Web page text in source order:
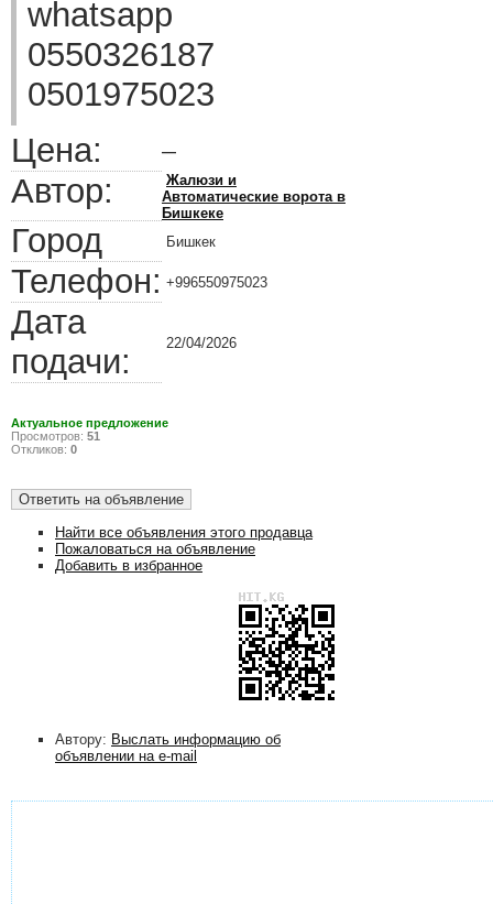
whatsapp
0550326187
0501975023
Цена:
—
Автор:
Жалюзи и
Автоматические ворота в
Бишкеке
Город Бишкек
Телефон: +996550975023
Дата
подачи:
22/04/2026
Актуальное предложение
Просмотров: 51
Откликов: 0
Найти все объявления этого продавца
Пожаловаться на объявление
Добавить в избранное
Автору: Выслать информацию об
объявлении на e-mail